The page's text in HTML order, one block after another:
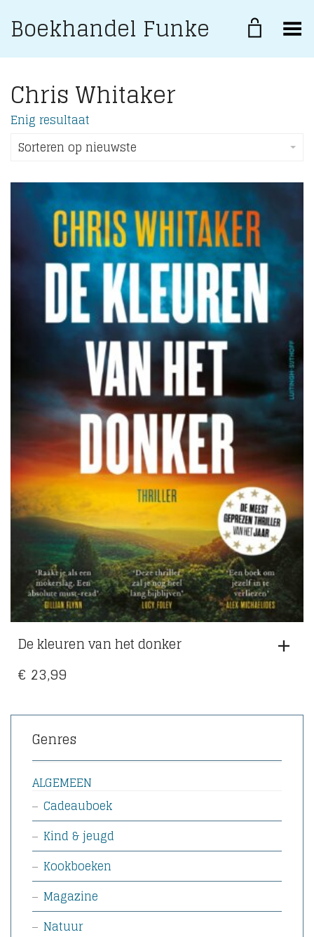
Boekhandel Funke Toggle Menu
Chris Whitaker
Enig resultaat
Sorteren op nieuwste
De kleuren van het donker
€ 23,99
Genres
ALGEMEEN
Cadeauboek
Kind & jeugd
Kookboeken
Magazine
Natuur